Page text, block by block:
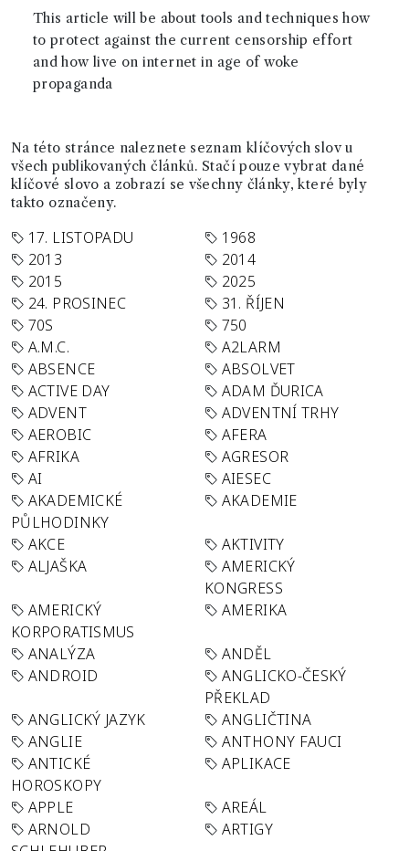
This article will be about tools and techniques how
to protect against the current censorship effort
and how live on internet in age of woke
propaganda
Na této stránce naleznete seznam klíčových slov u
všech publikovaných článků. Stačí pouze vybrat dané
klíčové slovo a zobrazí se všechny články, které byly
takto označeny.
17. LISTOPADU
1968
2013
2014
2015
2025
24. PROSINEC
31. ŘÍJEN
70S
750
A.M.C.
A2LARM
ABSENCE
ABSOLVET
ACTIVE DAY
ADAM ĎURICA
ADVENT
ADVENTNÍ TRHY
AEROBIC
AFERA
AFRIKA
AGRESOR
AI
AIESEC
AKADEMICKÉ
PŮLHODINKY
AKADEMIE
AKCE
AKTIVITY
ALJAŠKA
AMERICKÝ
KONGRESS
AMERICKÝ
KORPORATISMUS
AMERIKA
ANALÝZA
ANDĚL
ANDROID
ANGLICKO-ČESKÝ
PŘEKLAD
ANGLICKÝ JAZYK
ANGLIČTINA
ANGLIE
ANTHONY FAUCI
ANTICKÉ
HOROSKOPY
APLIKACE
APPLE
AREÁL
ARNOLD
ARTIGY